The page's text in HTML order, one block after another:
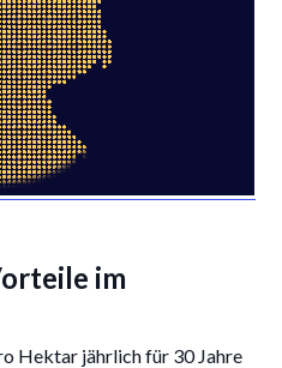
im
Hektar jährlich für 30 Jahre